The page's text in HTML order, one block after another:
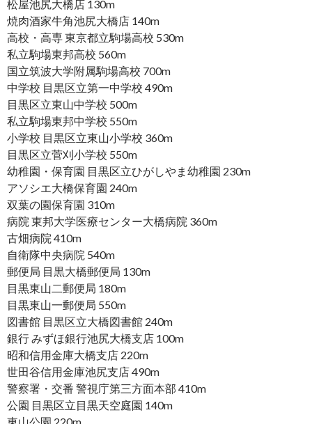
松屋池尻大橋店 130m
焼肉酒家牛角池尻大橋店 140m
高校・高専 東京都立駒場高校 530m
私立駒場東邦高校 560m
国立筑波大学附属駒場高校 700m
中学校 目黒区立第一中学校 490m
目黒区立東山中学校 500m
私立駒場東邦中学校 550m
小学校 目黒区立東山小学校 360m
目黒区立菅刈小学校 550m
幼稚園・保育園 目黒区立ひがしやま幼稚園 230m
アソシエ大橋保育園 240m
双葉の園保育園 310m
病院 東邦大学医療センター大橋病院 360m
古畑病院 410m
自衛隊中央病院 540m
郵便局 目黒大橋郵便局 130m
目黒東山二郵便局 180m
目黒東山一郵便局 550m
図書館 目黒区立大橋図書館 240m
銀行 みずほ銀行池尻大橋支店 100m
昭和信用金庫大橋支店 220m
世田谷信用金庫池尻支店 490m
警察署・交番 警視庁第三方面本部 410m
公園 目黒区立目黒天空庭園 140m